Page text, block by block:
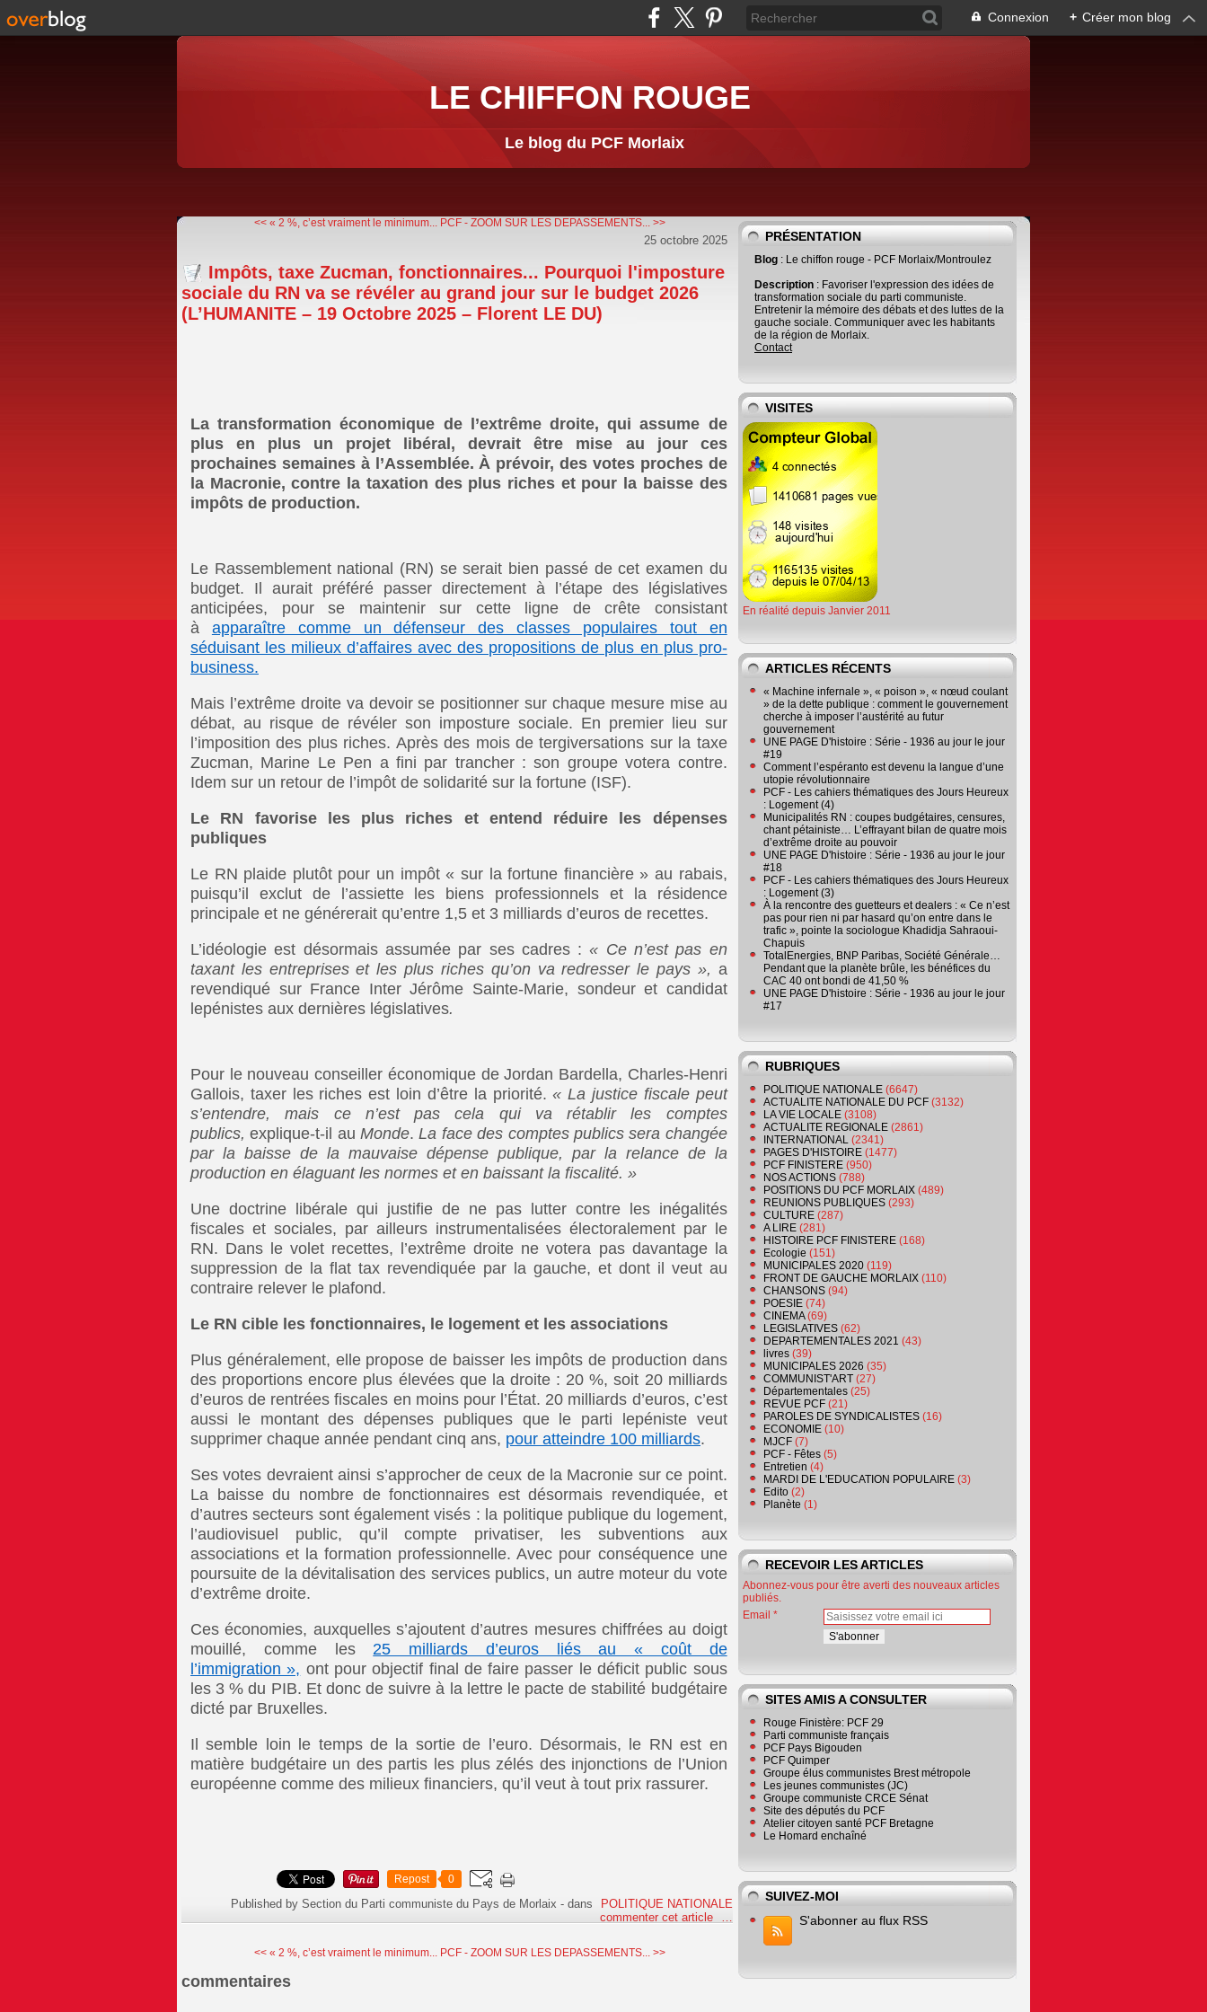
Connexion + Créer mon blog
LE CHIFFON ROUGE
Le blog du PCF Morlaix
<< « 2 %, c’est vraiment le minimum... PCF - ZOOM SUR LES DEPASSEMENTS... >>
25 octobre 2025
Impôts, taxe Zucman, fonctionnaires... Pourquoi l'imposture
sociale du RN va se révéler au grand jour sur le budget 2026
(L’HUMANITE – 19 Octobre 2025 – Florent LE DU)
La transformation économique de l’extrême droite, qui assume de
plus en plus un projet libéral, devrait être mise au jour ces
prochaines semaines à l’Assemblée. À prévoir, des votes proches de
la Macronie, contre la taxation des plus riches et pour la baisse des
impôts de production.
Le Rassemblement national (RN) se serait bien passé de cet examen du
budget. Il aurait préféré passer directement à l’étape des législatives
anticipées, pour se maintenir sur cette ligne de crête consistant
à apparaître comme un défenseur des classes populaires tout en
séduisant les milieux d’affaires avec des propositions de plus en plus pro-
business.
Mais l’extrême droite va devoir se positionner sur chaque mesure mise au
débat, au risque de révéler son imposture sociale. En premier lieu sur
l’imposition des plus riches. Après des mois de tergiversations sur la taxe
Zucman, Marine Le Pen a fini par trancher : son groupe votera contre.
Idem sur un retour de l’impôt de solidarité sur la fortune (ISF).
Le RN favorise les plus riches et entend réduire les dépenses
publiques
Le RN plaide plutôt pour un impôt « sur la fortune financière » au rabais,
puisqu’il exclut de l’assiette les biens professionnels et la résidence
principale et ne générerait qu’entre 1,5 et 3 milliards d’euros de recettes.
L’idéologie est désormais assumée par ses cadres :« Ce n’est pas en
taxant les entreprises et les plus riches qu’on va redresser le pays », a
revendiqué sur France Inter Jérôme Sainte-Marie, sondeur et candidat
lepénistes aux dernières législatives.
Pour le nouveau conseiller économique de Jordan Bardella, Charles-Henri
Gallois, taxer les riches est loin d’être la priorité.« La justice fiscale peut
s’entendre, mais ce n’est pas cela qui va rétablir les comptes
publics, explique-t-il auMonde.La face des comptes publics sera changée
par la baisse de la mauvaise dépense publique, par la relance de la
production en élaguant les normes et en baissant la fiscalité. »
Une doctrine libérale qui justifie de ne pas lutter contre les inégalités
fiscales et sociales, par ailleurs instrumentalisées électoralement par le
RN. Dans le volet recettes, l’extrême droite ne votera pas davantage la
suppression de la flat tax revendiquée par la gauche, et dont il veut au
contraire relever le plafond.
Le RN cible les fonctionnaires, le logement et les associations
Plus généralement, elle propose de baisser les impôts de production dans
des proportions encore plus élevées que la droite : 20 %, soit 20 milliards
d’euros de rentrées fiscales en moins pour l’État. 20 milliards d’euros, c’est
aussi le montant des dépenses publiques que le parti lepéniste veut
supprimer chaque année pendant cinq ans, pour atteindre 100 milliards.
Ses votes devraient ainsi s’approcher de ceux de la Macronie sur ce point.
La baisse du nombre de fonctionnaires est désormais revendiquée, et
d’autres secteurs sont également visés : la politique publique du logement,
l’audiovisuel public, qu’il compte privatiser, les subventions aux
associations et la formation professionnelle. Avec pour conséquence une
poursuite de la dévitalisation des services publics, un autre moteur du vote
d’extrême droite.
Ces économies, auxquelles s’ajoutent d’autres mesures chiffrées au doigt
mouillé, comme les 25 milliards d’euros liés au « coût de
l’immigration », ont pour objectif final de faire passer le déficit public sous
les 3 % du PIB. Et donc de suivre à la lettre le pacte de stabilité budgétaire
dicté par Bruxelles.
Il semble loin le temps de la sortie de l’euro. Désormais, le RN est en
matière budgétaire un des partis les plus zélés des injonctions de l’Union
européenne comme des milieux financiers, qu’il veut à tout prix rassurer.
Repost 0
Published by Section du Parti communiste du Pays de Morlaix -dans
POLITIQUE NATIONALE
commenter cet article
…
<< « 2 %, c’est vraiment le minimum... PCF - ZOOM SUR LES DEPASSEMENTS... >>
commentaires
PRÉSENTATION
Blog : Le chiffon rouge - PCF Morlaix/Montroulez
Description : Favoriser l'expression des idées de
transformation sociale du parti communiste.
Entretenir la mémoire des débats et des luttes de la
gauche sociale. Communiquer avec les habitants
de la région de Morlaix.
Contact
VISITES
En réalité depuis Janvier 2011
ARTICLES RÉCENTS
« Machine infernale », « poison », « nœud coulant
» de la dette publique : comment le gouvernement
cherche à imposer l’austérité au futur
gouvernement
UNE PAGE D'histoire : Série - 1936 au jour le jour
#19
Comment l’espéranto est devenu la langue d’une
utopie révolutionnaire
PCF - Les cahiers thématiques des Jours Heureux
: Logement (4)
Municipalités RN : coupes budgétaires, censures,
chant pétainiste… L’effrayant bilan de quatre mois
d’extrême droite au pouvoir
UNE PAGE D'histoire : Série - 1936 au jour le jour
#18
PCF - Les cahiers thématiques des Jours Heureux
: Logement (3)
À la rencontre des guetteurs et dealers : « Ce n’est
pas pour rien ni par hasard qu’on entre dans le
trafic », pointe la sociologue Khadidja Sahraoui-
Chapuis
TotalEnergies, BNP Paribas, Société Générale…
Pendant que la planète brûle, les bénéfices du
CAC 40 ont bondi de 41,50 %
UNE PAGE D'histoire : Série - 1936 au jour le jour
#17
RUBRIQUES
POLITIQUE NATIONALE (6647)
ACTUALITE NATIONALE DU PCF (3132)
LA VIE LOCALE (3108)
ACTUALITE REGIONALE (2861)
INTERNATIONAL (2341)
PAGES D'HISTOIRE (1477)
PCF FINISTERE (950)
NOS ACTIONS (788)
POSITIONS DU PCF MORLAIX (489)
REUNIONS PUBLIQUES (293)
CULTURE (287)
A LIRE (281)
HISTOIRE PCF FINISTERE (168)
Ecologie (151)
MUNICIPALES 2020 (119)
FRONT DE GAUCHE MORLAIX (110)
CHANSONS (94)
POESIE (74)
CINEMA(69)
LEGISLATIVES (62)
DEPARTEMENTALES 2021 (43)
livres (39)
MUNICIPALES 2026 (35)
COMMUNIST'ART (27)
Départementales (25)
REVUE PCF (21)
PAROLES DE SYNDICALISTES (16)
ECONOMIE (10)
MJCF (7)
PCF - Fêtes (5)
Entretien (4)
MARDI DE L'EDUCATION POPULAIRE (3)
Edito (2)
Planète (1)
RECEVOIR LES ARTICLES
Abonnez-vous pour être averti des nouveaux articles
publiés.
Email
SITES AMIS A CONSULTER
Rouge Finistère: PCF 29
Parti communiste français
PCF Pays Bigouden
PCF Quimper
Groupe élus communistes Brest métropole
Les jeunes communistes (JC)
Groupe communiste CRCE Sénat
Site des députés du PCF
Atelier citoyen santé PCF Bretagne
Le Homard enchaîné
SUIVEZ-MOI
S'abonner au flux RSS